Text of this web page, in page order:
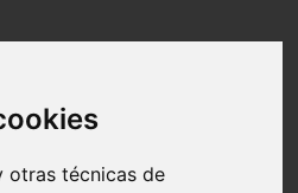
otras técnicas de